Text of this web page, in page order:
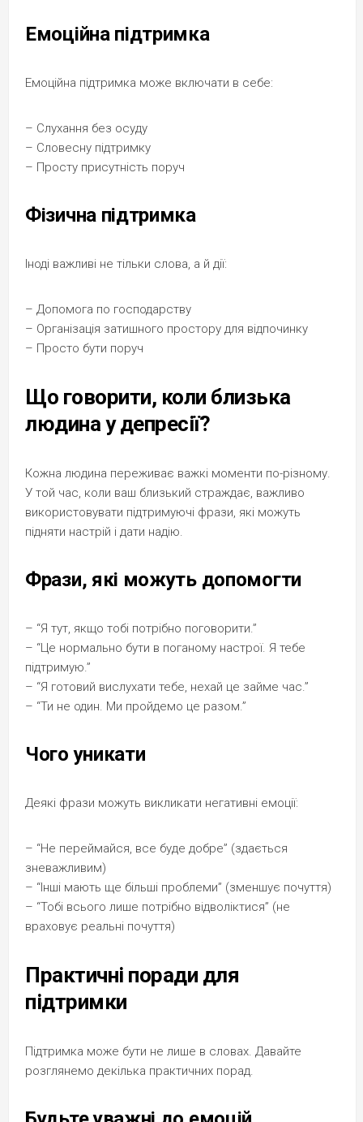
Емоційна підтримка
Емоційна підтримка може включати в себе:
– Слухання без осуду
– Словесну підтримку
– Просту присутність поруч
Фізична підтримка
Іноді важливі не тільки слова, а й дії:
– Допомога по господарству
– Організація затишного простору для відпочинку
– Просто бути поруч
Що говорити, коли близька
людина у депресії?
Кожна людина переживає важкі моменти по-різному.
У той час, коли ваш близький страждає, важливо
використовувати підтримуючі фрази, які можуть
підняти настрій і дати надію.
Фрази, які можуть допомогти
– “Я тут, якщо тобі потрібно поговорити.”
– “Це нормально бути в поганому настрої. Я тебе
підтримую.”
– “Я готовий вислухати тебе, нехай це займе час.”
– “Ти не один. Ми пройдемо це разом.”
Чого уникати
Деякі фрази можуть викликати негативні емоції:
– “Не переймайся, все буде добре” (здається
зневажливим)
– “Інші мають ще більші проблеми” (зменшує почуття)
– “Тобі всього лише потрібно відволіктися” (не
враховує реальні почуття)
Практичні поради для
підтримки
Підтримка може бути не лише в словах. Давайте
розглянемо декілька практичних порад.